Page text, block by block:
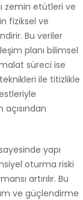
zemin etütleri ve
fiziksel ve
Bu veriler
planı bilimsel
süreci ise
ile titizlikle
yapı
oturma riski
artırılır. Bu
ve güçlendirme